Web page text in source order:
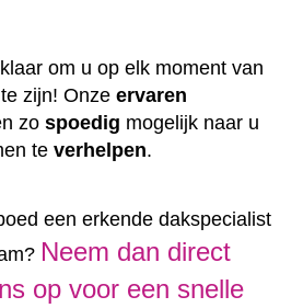
om u op elk moment van
zijn! Onze ervaren
zo spoedig mogelijk naar u
te verhelpen.
een erkende dakspecialist
Neem dan direct
op voor een snelle